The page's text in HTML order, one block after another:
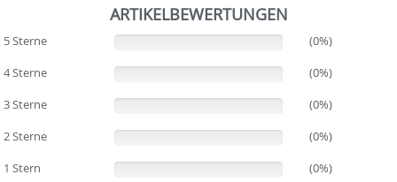
ARTIKELBEWERTUNGEN
5 Sterne
(0%)
4 Sterne
(0%)
3 Sterne
(0%)
2 Sterne
(0%)
1 Stern
(0%)